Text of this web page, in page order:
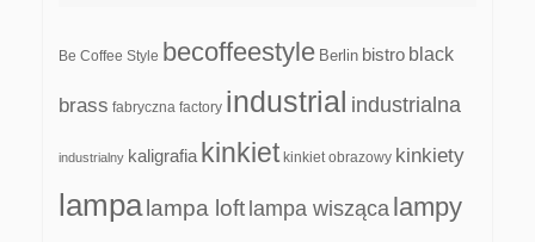
Be Coffee Style becoffeestyle Berlin bistro black
brass fabryczna factory industrial industrialna
industrialny kaligrafia kinkiet kinkiet obrazowy kinkiety
lampa lampa loft lampa wisząca lampy